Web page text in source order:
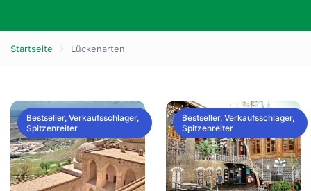
Startseite Lückenarten
Bestseller, Verkaufsschlager,
Spitzenreiter
Bestseller, Verkaufsschlager,
Spitzenreiter